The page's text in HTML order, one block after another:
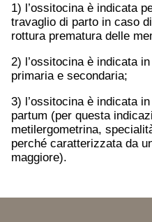
1) l’ossitocina è indicata
travaglio di parto in caso
rottura prematura delle
2) l’ossitocina è indicata
primaria e secondaria;
3) l’ossitocina è indicata
partum (per questa
metilergometrina,
perché caratterizzata da
maggiore).